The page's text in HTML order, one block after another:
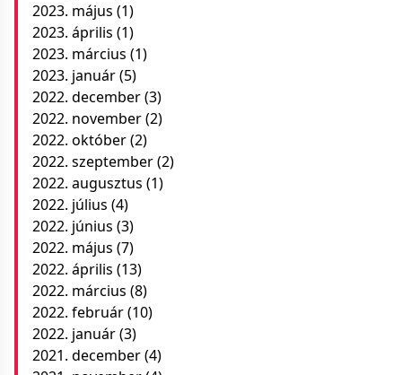
2023. május (1)
2023. április (1)
2023. március (1)
2023. január(5)
2022. december(3)
2022. november(2)
2022. október(2)
2022. szeptember(2)
2022. augusztus (1)
2022. július (4)
2022. június (3)
2022. május (7)
2022. április (13)
2022. március (8)
2022. február(10)
2022. január(3)
2021. december(4)